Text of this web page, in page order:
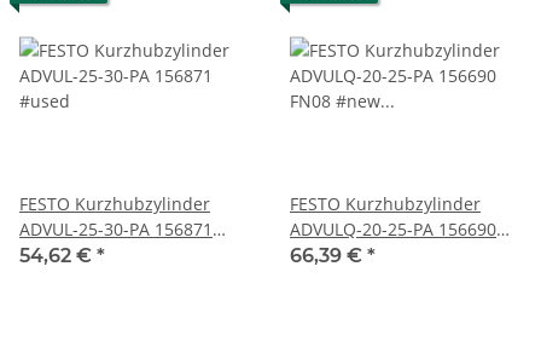
FESTO Kurzhubzylinder
ADVUL-25-30-PA 156871
#used
54,62 € *
FESTO Kurzhubzylinder
ADVULQ-20-25-PA 156690
FN08 #new open box
66,39 € *